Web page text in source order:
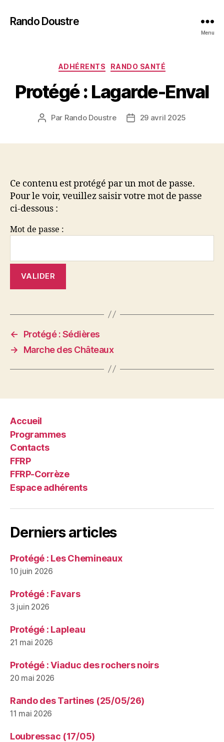
Rando Doustre
Menu
Catégories
ADHÉRENTS RANDO SANTÉ
Protégé : Lagarde-Enval
Auteur
Par Rando Doustre
Date29 avril 2025
Ce contenu est protégé par un mot de passe.
Pour le voir, veuillez saisir votre mot de passe
ci-dessous :
Mot de passe :
←
Protégé : Sédières
→
Marche des Châteaux
Accueil
Programmes
Contacts
FFRP
FFRP-Corrèze
Espace adhérents
Derniers articles
Protégé : Les Chemineaux
10 juin 2026
Protégé : Favars
3 juin 2026
Protégé : Lapleau
21 mai 2026
Protégé : Viaduc des rochers noirs
20 mai 2026
Rando des Tartines (25/05/26)
11 mai 2026
Loubressac (17/05)